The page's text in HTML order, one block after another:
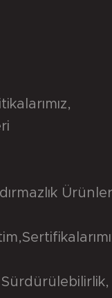
,
,
,